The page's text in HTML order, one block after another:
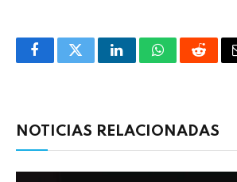
FacebookTwitterLinkedInWhatsAppReddit
NOTICIAS RELACIONADAS